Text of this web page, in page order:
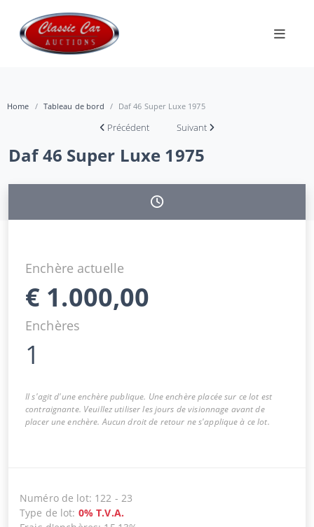
Home Tableau de bord Daf 46 Super Luxe 1975
Précédent Suivant
Daf 46 Super Luxe 1975
Enchère actuelle
€ 1.000,00
Enchères
1
Il s'agit d'une enchère publique. Une enchère placée sur ce lot est
contraignante. Veuillez utiliser les jours de visionnage avant de
placer une enchère. Aucun droit de retour ne s'applique à ce lot.
Numéro de lot: 122 - 23
Type de lot: 0% T.V.A.